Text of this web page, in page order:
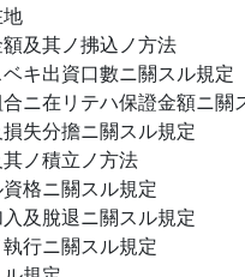
及其ノ拂込ノ方法
キ出資口數ニ關スル規定
ニ在リテハ保證金額ニ關
失分擔ニ關スル規定
ノ積立ノ方法
格ニ關スル規定
及脫退ニ關スル規定
行ニ關スル規定